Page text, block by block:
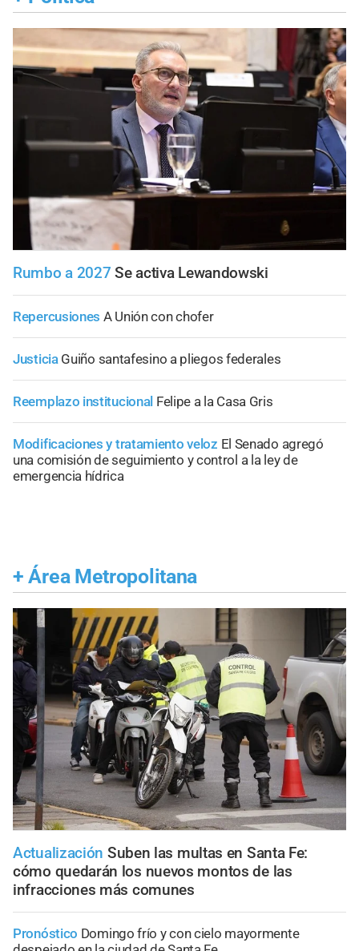
Rumbo a 2027 Se activa Lewandowski
Repercusiones A Unión con chofer
Justicia Guiño santafesino a pliegos federales
Reemplazo institucional Felipe a la Casa Gris
Modificaciones y tratamiento veloz El Senado agregó
una comisión de seguimiento y control a la ley de
emergencia hídrica
+ Área Metropolitana
Actualización Suben las multas en Santa Fe:
cómo quedarán los nuevos montos de las
infracciones más comunes
Pronóstico Domingo frío y con cielo mayormente